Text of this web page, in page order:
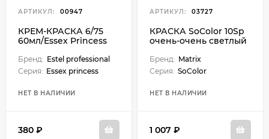
АРТИКУЛ: 00947
КРЕМ-КРАСКА 6/75
60мл/Essex Princess
Бренд: Estel professional
Серия: Essex princess
НЕТ В НАЛИЧИИ
380 ₽
АРТИКУЛ: 03727
КРАСКА SoColor 10Sp
очень-очень светлый
серебристый
жемчужный
Бренд: Matrix
Серия: SoColor
НЕТ В НАЛИЧИИ
1 007 ₽